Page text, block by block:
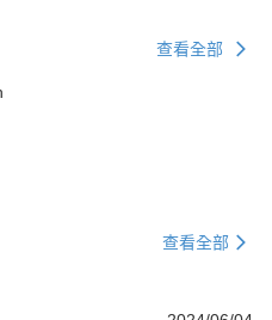
查看全部
查看全部